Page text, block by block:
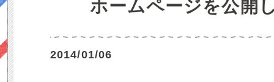
ホームページを公開
2014/01/06